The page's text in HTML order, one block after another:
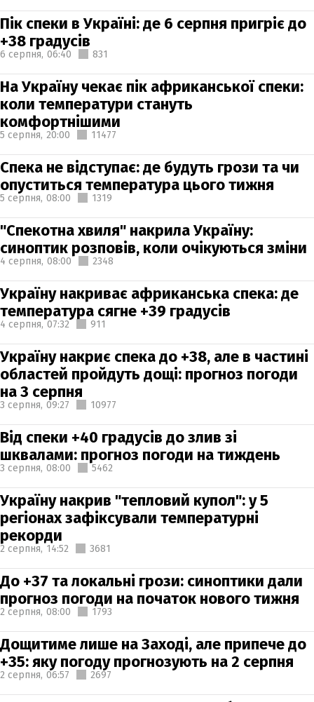
Пік спеки в Україні: де 6 серпня пригріє до
+38 градусів
6 серпня, 06:40 831
На Україну чекає пік африканської спеки:
коли температури стануть
комфортнішими
5 серпня, 20:00 11477
Спека не відступає: де будуть грози та чи
опуститься температура цього тижня
5 серпня, 08:00 1319
"Спекотна хвиля" накрила Україну:
синоптик розповів, коли очікуються зміни
4 серпня, 08:00 2348
Україну накриває африканська спека: де
температура сягне +39 градусів
4 серпня, 07:32 911
Україну накриє спека до +38, але в частині
областей пройдуть дощі: прогноз погоди
на 3 серпня
3 серпня, 09:27 10977
Від спеки +40 градусів до злив зі
шквалами: прогноз погоди на тиждень
3 серпня, 08:00 5462
Україну накрив "тепловий купол": у 5
регіонах зафіксували температурні
рекорди
2 серпня, 14:52 3681
До +37 та локальні грози: синоптики дали
прогноз погоди на початок нового тижня
2 серпня, 08:00 1793
Дощитиме лише на Заході, але припече до
+35: яку погоду прогнозують на 2 серпня
2 серпня, 06:57 2697